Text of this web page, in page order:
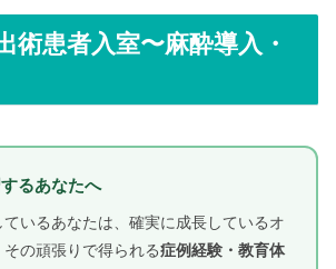
術患者入室〜麻酔導入・
るあなたへ
ているあなたは、確実に成長しているオ
の頑張りで得られる症例経験・教育体